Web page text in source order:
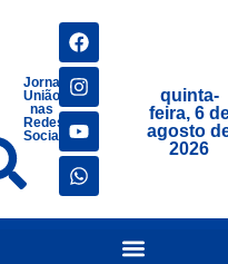
Jornais
União
nas
Redes
Sociais
quinta-
feira, 6
agosto
2026